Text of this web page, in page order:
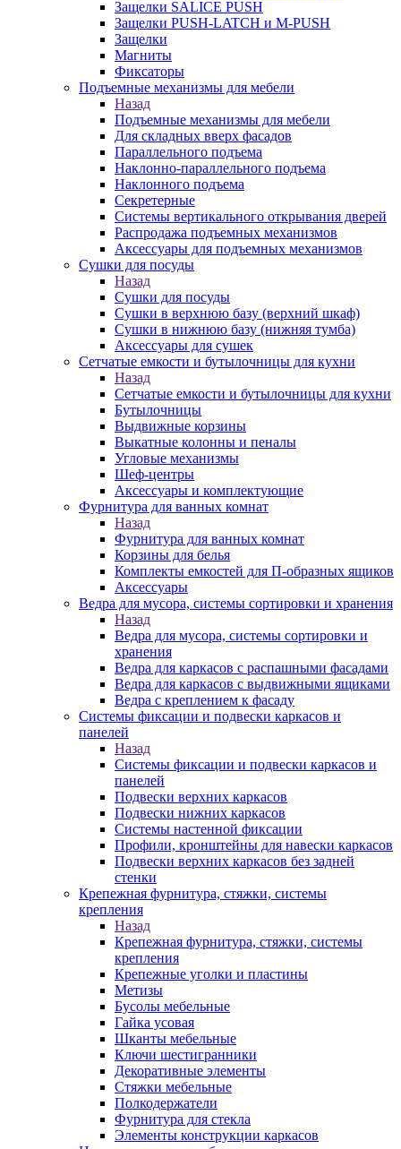
Защелки SALICE PUSH
Защелки PUSH-LATCH и M-PUSH
Защелки
Магниты
Фиксаторы
Подъемные механизмы для мебели
Назад
Подъемные механизмы для мебели
Для складных вверх фасадов
Параллельного подъема
Наклонно-параллельного подъема
Наклонного подъема
Секретерные
Системы вертикального открывания дверей
Распродажа подъемных механизмов
Аксессуары для подъемных механизмов
Сушки для посуды
Назад
Сушки для посуды
Сушки в верхнюю базу (верхний шкаф)
Сушки в нижнюю базу (нижняя тумба)
Аксессуары для сушек
Сетчатые емкости и бутылочницы для кухни
Назад
Сетчатые емкости и бутылочницы для кухни
Бутылочницы
Выдвижные корзины
Выкатные колонны и пеналы
Угловые механизмы
Шеф-центры
Аксессуары и комплектующие
Фурнитура для ванных комнат
Назад
Фурнитура для ванных комнат
Корзины для белья
Комплекты емкостей для П-образных ящиков
Аксессуары
Ведра для мусора, системы сортировки и хранения
Назад
Ведра для мусора, системы сортировки и
хранения
Ведра для каркасов с распашными фасадами
Ведра для каркасов с выдвижными ящиками
Ведра с креплением к фасаду
Системы фиксации и подвески каркасов и
панелей
Назад
Системы фиксации и подвески каркасов и
панелей
Подвески верхних каркасов
Подвески нижних каркасов
Системы настенной фиксации
Профили, кронштейны для навески каркасов
Подвески верхних каркасов без задней
стенки
Крепежная фурнитура, стяжки, системы
крепления
Назад
Крепежная фурнитура, стяжки, системы
крепления
Крепежные уголки и пластины
Метизы
Бусолы мебельные
Гайка усовая
Шканты мебельные
Ключи шестигранники
Декоративные элементы
Стяжки мебельные
Полкодержатели
Фурнитура для стекла
Элементы конструкции каркасов